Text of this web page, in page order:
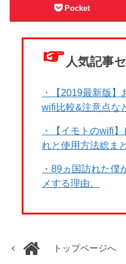
Pocket
☞ 人気記事
・【2019最新版
wifi比較&注意点な
・【イモトのwifi
れと使用方法総ま
・89ヵ国訪れた僕
メする理由。
トップページへ